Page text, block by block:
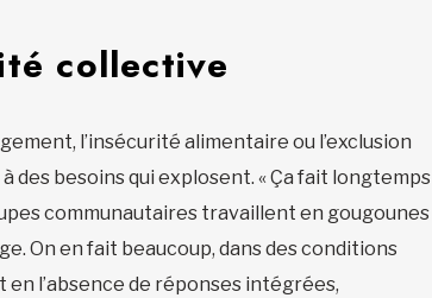
collective
l’insécurité alimentaire ou l’exclusion
des besoins qui explosent. « Ça fait longtemps
communautaires travaillent en gougounes
On en fait beaucoup, dans des conditions
l’absence de réponses intégrées,